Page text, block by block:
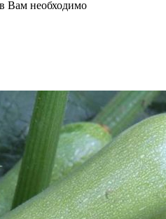
Вам необходимо